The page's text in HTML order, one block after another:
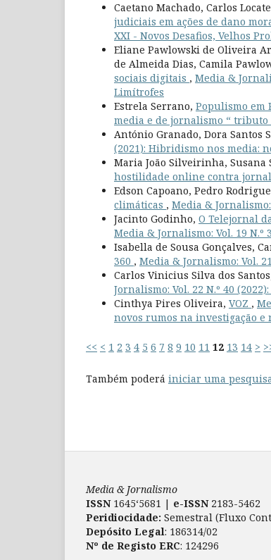
Caetano Machado, Carlos
judiciais em ações de dano
XXI - Novos Desafios, Velhos
Eliane Pawlowski de Oliveira
de Almeida Dias, Camila
sociais digitais , Media &
Limítrofes
Estrela Serrano, Populismo em
media e de jornalismo “
António Granado, Dora Santos
(2021): Hibridismo nos media:
Maria João Silveirinha, Susana
hostilidade online contra
Edson Capoano, Pedro
climáticas , Media & Jornalismo:
Jacinto Godinho, O Telejornal
Media & Jornalismo: Vol. 19
Isabella de Sousa Gonçalves,
360 , Media & Jornalismo: Vol.
Carlos Vinicius Silva dos
Jornalismo: Vol. 22 N.º 40
Cinthya Pires Oliveira, VOZ ,
novos rumos na investigação e
<< < 1 2 3 4 5 6 7 8 9 10 11 12 13 14 >
Também poderá iniciar uma
Media & Jornalismo
ISSN 1645‘5681 | e-ISSN2183-5462
Peridiocidade: Semestral (Fluxo
Depósito Legal: 186314/02
Nº de Registo ERC: 124296